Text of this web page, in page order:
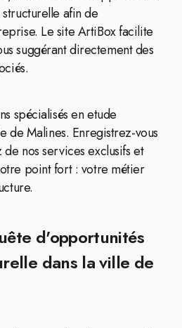
afin de
Le site ArtiBox facilite
suggérant directement des
spécialisés en etude
de Malines. Enregistrez-vous
nos services exclusifs et
point fort : votre métier
d'opportunités
dans la ville de